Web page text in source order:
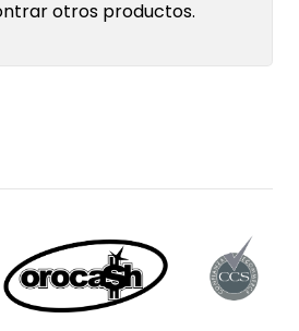
otros productos.